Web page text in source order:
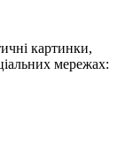
картинки,
мережах: